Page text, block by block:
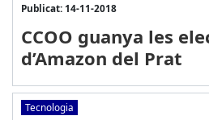
Publicat: 14-11-2018
CCOO guanya les
d’Amazon del Prat
Tecnologia